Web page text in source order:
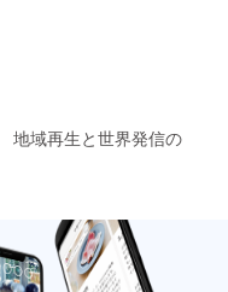
域再生と世界発信の